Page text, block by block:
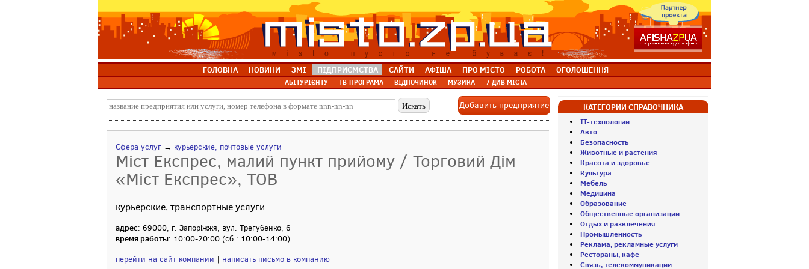
ГОЛОВНА НОВИНИ ЗМІ ПІДПРИЄМСТВА САЙТИ АФІША ПРО МІСТО РОБОТА ОГОЛОШЕННЯ
АБІТУРІЄНТУ ТВ-ПРОГРАМА ВІДПОЧИНОК МУЗИКА 7 ДИВ МІСТА
Добавить предприятие
Сфера услуг → курьерские, почтовые услуги
Міст Експрес, малий пункт прийому / Торговий Дім
«Міст Експрес», ТОВ
курьерские, транспортные услуги
адрес: 69000, г. Запоріжжя, вул. Трегубенко, 6
время работы: 10:00-20:00 (сб.: 10:00-14:00)
перейти на сайт компании | написать письмо в компанию
КАТЕГОРИИ СПРАВОЧНИКА
IT-технологии
Авто
Безопасность
Животные и растения
Красота и здоровье
Культура
Мебель
Медицина
Образование
Общественные организации
Отдых и развлечения
Промышленность
Реклама, рекламные услуги
Рестораны, кафе
Связь, телекоммуникации